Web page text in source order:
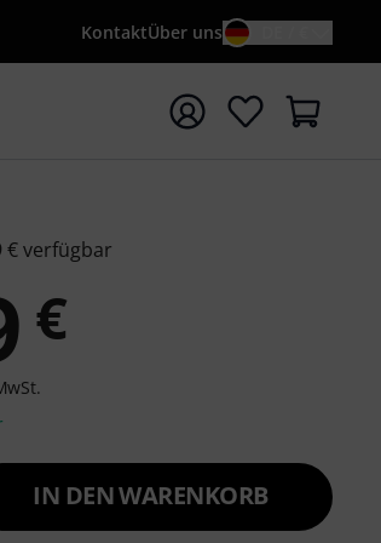
KontaktÜber uns
starten
€ verfügbar
€
IN DEN WARENKORB